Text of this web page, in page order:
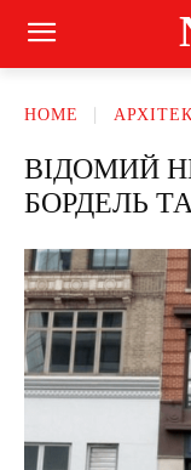
HOME
ВІДОМИЙ
БОРДЕЛЬ